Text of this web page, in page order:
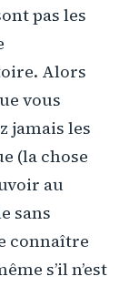
pas les
Alors
vous
jamais les
(la chose
au
sans
connaître
s’il n’est